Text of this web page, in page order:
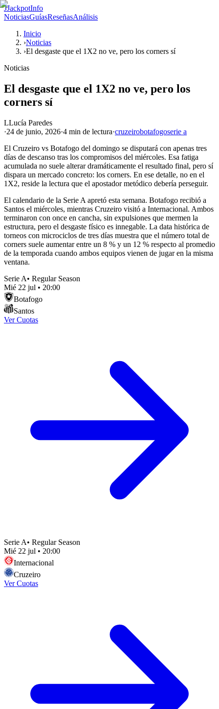
JJackpotInfo
NoticiasGuíasReseñasAnálisis
Inicio
›Noticias
›El desgaste que el 1X2 no ve, pero los corners sí
Noticias
El desgaste que el 1X2 no ve, pero los
corners sí
LLucía Paredes
·24 de junio, 2026·4 min de lectura·cruzeirobotafogoserie a
El Cruzeiro vs Botafogo del domingo se disputará con apenas tres
días de descanso tras los compromisos del miércoles. Esa fatiga
acumulada no suele alterar dramáticamente el resultado final, pero sí
dispara un mercado concreto: los corners. En ese detalle, no en el
1X2, reside la lectura que el apostador metódico debería perseguir.
El calendario de la Serie A apretó esta semana. Botafogo recibió a
Santos el miércoles, mientras Cruzeiro visitó a Internacional. Ambos
terminaron con once en cancha, sin expulsiones que mermen la
estructura, pero el desgaste físico es innegable. La data histórica de
torneos con microciclos de tres días muestra que el número total de
corners suele aumentar entre un 8 % y un 12 % respecto al promedio
de la temporada cuando ambos equipos vienen de jugar en la misma
ventana.
Serie A• Regular Season
Mié 22 jul • 20:00
Botafogo
Santos
Ver Cuotas
Serie A• Regular Season
Mié 22 jul • 20:00
Internacional
Cruzeiro
Ver Cuotas